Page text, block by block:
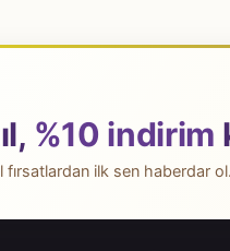
%10 indirim
ilk sen haberdar